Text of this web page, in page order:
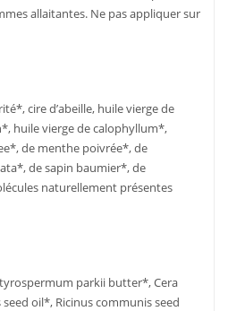
allaitantes. Ne pas appliquer sur
cire d’abeille, huile vierge de
huile vierge de calophyllum*,
de menthe poivrée*, de
de sapin baumier*, de
naturellement présentes
parkii butter*, Cera
oil*, Ricinus communis seed